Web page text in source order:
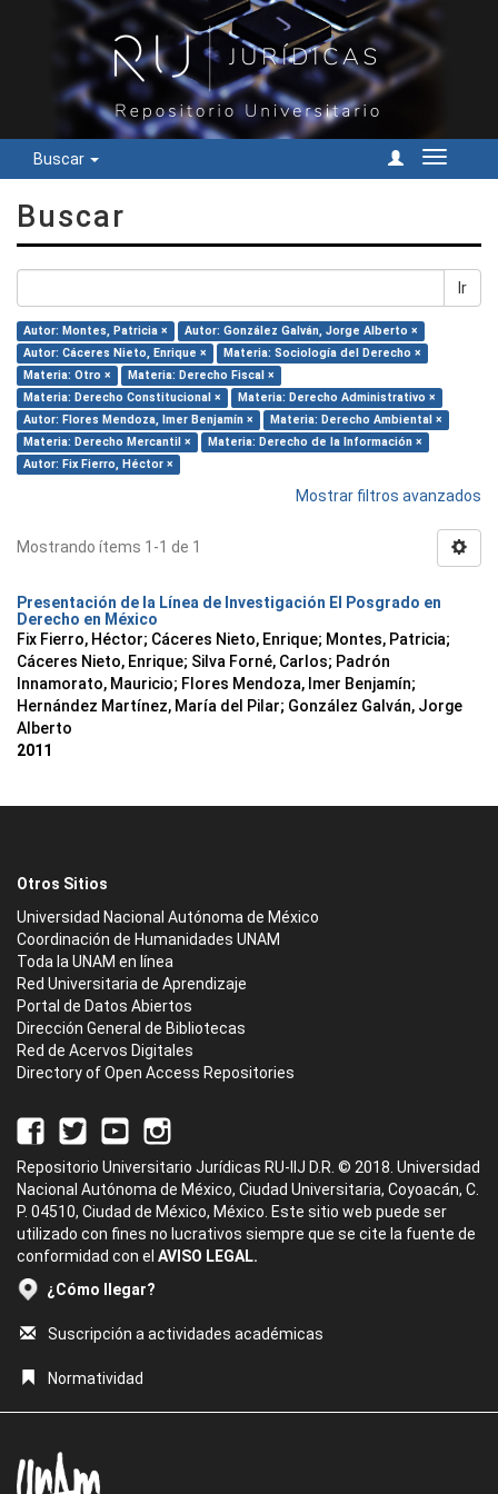
Buscar
Cambiar
Buscar
Ir
Autor: Montes, Patricia ×
Autor: González Galván, Jorge Alberto ×
Autor: Cáceres Nieto, Enrique ×
Materia: Sociología del Derecho ×
Materia: Otro ×
Materia: Derecho Fiscal ×
Materia: Derecho Constitucional ×
Materia: Derecho Administrativo ×
Autor: Flores Mendoza, Imer Benjamín ×
Materia: Derecho Ambiental ×
Materia: Derecho Mercantil ×
Materia: Derecho de la Información ×
Autor: Fix Fierro, Héctor ×
Mostrar filtros avanzados
Mostrando ítems 1-1 de 1
Presentación de la Línea de Investigación El Posgrado en
Derecho en México
Fix Fierro, Héctor; Cáceres Nieto, Enrique; Montes, Patricia;
Cáceres Nieto, Enrique; Silva Forné, Carlos; Padrón
Innamorato, Mauricio; Flores Mendoza, Imer Benjamín;
Hernández Martínez, María del Pilar; González Galván, Jorge
Alberto
2011
Otros Sitios
Universidad Nacional Autónoma de México
Coordinación de Humanidades UNAM
Toda la UNAM en línea
Red Universitaria de Aprendizaje
Portal de Datos Abiertos
Dirección General de Bibliotecas
Red de Acervos Digitales
Directory of Open Access Repositories
Repositorio Universitario Jurídicas RU-IIJ D.R. © 2018. Universidad
Nacional Autónoma de México, Ciudad Universitaria, Coyoacán, C.
P. 04510, Ciudad de México, México. Este sitio web puede ser
utilizado con fines no lucrativos siempre que se cite la fuente de
conformidad con el AVISO LEGAL.
¿Cómo llegar?
Suscripción a actividades académicas
Normatividad